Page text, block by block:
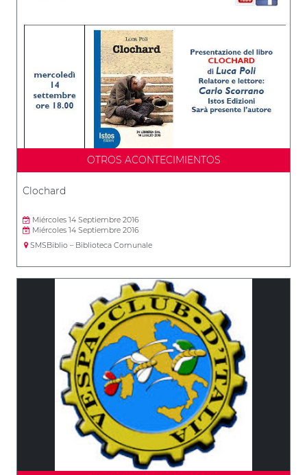
OTROS ACONTECIMIENTOS
Clochard
Miércoles 14 Septiembre 2016
Miércoles 14 Septiembre 2016
SMSBiblio – Biblioteca Comunale